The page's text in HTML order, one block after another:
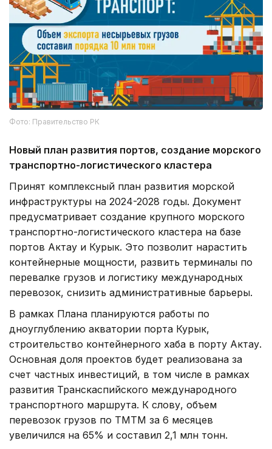
Фото: Правительство РК
Новый план развития портов, создание морского
транспортно-логистического кластера
Принят комплексный план развития морской
инфраструктуры на 2024-2028 годы. Документ
предусматривает создание крупного морского
транспортно-логистического кластера на базе
портов Актау и Курык. Это позволит нарастить
контейнерные мощности, развить терминалы по
перевалке грузов и логистику международных
перевозок, снизить административные барьеры.
В рамках Плана планируются работы по
дноуглублению акватории порта Курык,
строительство контейнерного хаба в порту Актау.
Основная доля проектов будет реализована за
счет частных инвестиций, в том числе в рамках
развития Транскаспийского международного
транспортного маршрута. К слову, объем
перевозок грузов по ТМТМ за 6 месяцев
увеличился на 65% и составил 2,1 млн тонн.